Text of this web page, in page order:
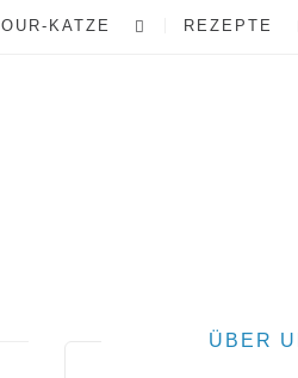
KATZE REZEPTE
ÜBER